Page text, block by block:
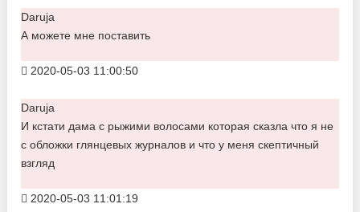
Daruja
А можете мне поставить
2020-05-03 11:00:50
Daruja
И кстати дама с рыжими волосами которая сказла что я не
с обложки глянцевых журналов и что у меня скептичный
взгляд
2020-05-03 11:01:19